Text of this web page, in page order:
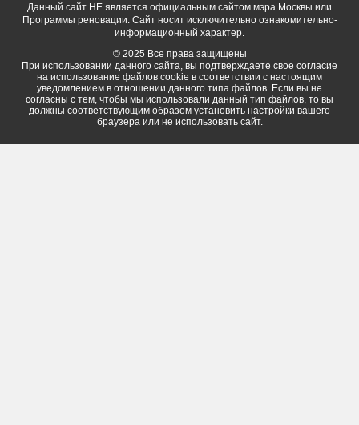
Данный сайт НЕ является официальным сайтом мэра Москвы или
Программы реновации. Сайт носит исключительно ознакомительно-
информационный характер.
© 2025 Все права защищены
При использовании данного сайта, вы подтверждаете свое согласие
на использование файлов cookie в соответствии с настоящим
уведомлением в отношении данного типа файлов. Если вы не
согласны с тем, чтобы мы использовали данный тип файлов, то вы
должны соответствующим образом установить настройки вашего
браузера или не использовать сайт.